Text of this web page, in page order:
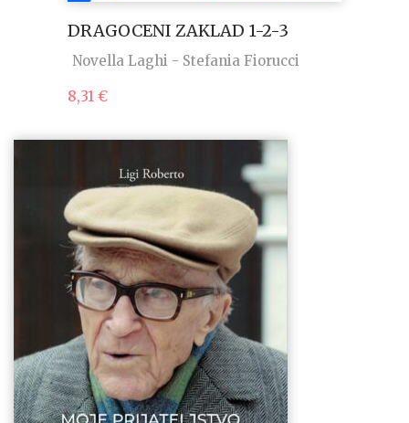
DRAGOCENI ZAKLAD 1-2-3
Novella Laghi - Stefania Fiorucci
8,31 €